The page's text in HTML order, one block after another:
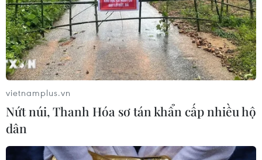
vietnamplus.vn
Nứt núi, Thanh Hóa sơ tán khẩn cấp nhiều hộ
dân